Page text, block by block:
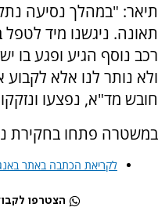
תיאר: "במהלך נסיעה
תאונה. ניגשנו מיד
רכב נוסף הגיע ופגע בו
ולא נותר לנו אלא
חובש מד"א, נפצעו ונזקקו
במשטרה פתחו בחקירת
לקריאת הכתבה באתר
הצטרפו